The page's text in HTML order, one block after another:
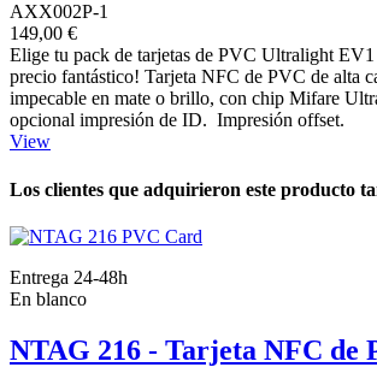
AXX002P-1
149,00 €
Elige tu pack de tarjetas de PVC Ultralight EV1
precio fantástico! Tarjeta NFC de PVC de alta
impecable en mate o brillo, con chip Mifare
opcional impresión de ID. Impresión offset.
View
Los clientes que adquirieron este producto
Entrega 24-48h
En blanco
NTAG 216 - Tarjeta NFC de